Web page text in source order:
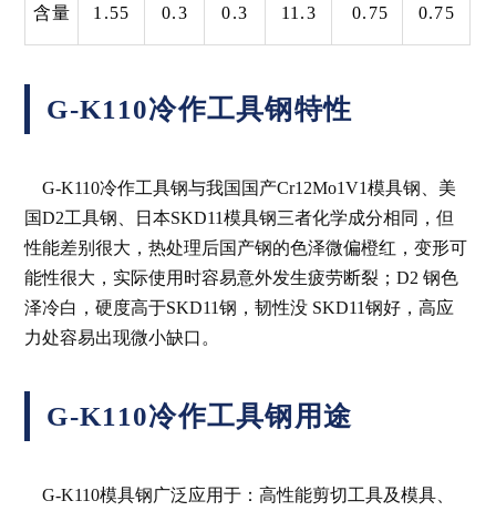
含量 1.55 0.3 0.3 11.3 0.75 0.75
G-K110冷作工具钢特性
G-K110冷作工具钢与我国国产Cr12Mo1V1模具钢、美
国D2工具钢、日本SKD11模具钢三者化学成分相同，但
性能差别很大，热处理后国产钢的色泽微偏橙红，变形可
能性很大，实际使用时容易意外发生疲劳断裂；D2 钢色
泽冷白，硬度高于SKD11钢，韧性没 SKD11钢好，高应
力处容易出现微小缺口。
G-K110冷作工具钢用途
G-K110模具钢广泛应用于：高性能剪切工具及模具、